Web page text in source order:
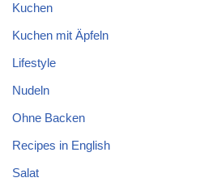
Kuchen
Kuchen mit Äpfeln
Lifestyle
Nudeln
Ohne Backen
Recipes in English
Salat